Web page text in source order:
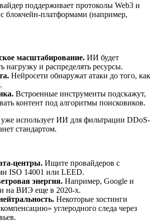
поддерживает протоколы Web3 и
с блокчейн-платформами (например,
масштабирование. ИИ будет
нагрузку и распределять ресурсы.
Нейросети обнаружат атаки до того, как
Встроенные инструменты подскажут,
контент под алгоритмы поисковиков.
использует ИИ для фильтрации DDoS-
стандартом.
центры. Ищите провайдеров с
ISO 14001 или LEED.
энергия. Например, Google и
на ВИЭ еще в 2020-х.
Некоторые хостинги
углеродного следа через